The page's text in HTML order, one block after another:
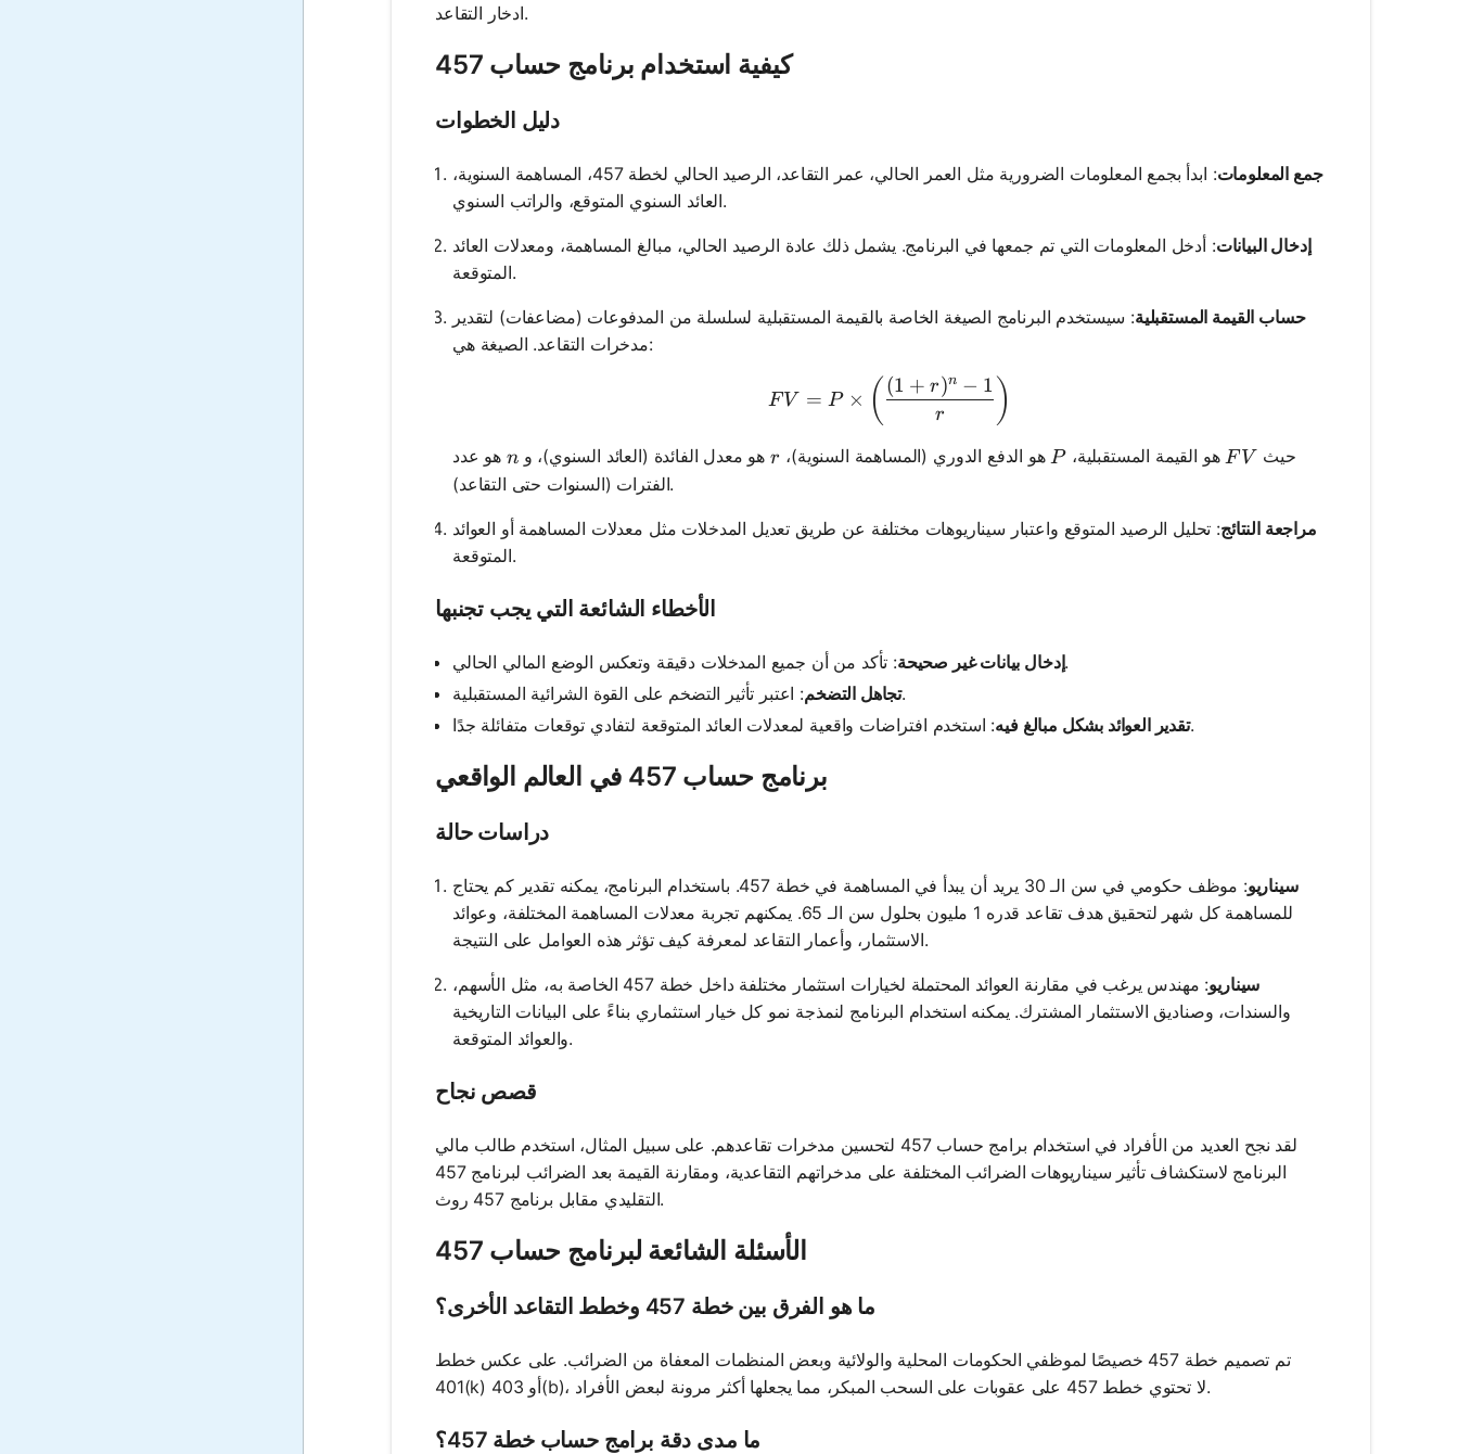
ادخار التقاعد.
كيفية استخدام برنامج حساب 457
دليل الخطوات
جمع المعلومات
: ابدأ بجمع المعلومات الضرورية مثل العمر الحالي، عمر التقاعد، الرصيد الحالي لخطة 457، المساهمة السنوية،
العائد السنوي المتوقع، والراتب السنوي.
إدخال البيانات: أدخل المعلومات التي تم جمعها في البرنامج. يشمل ذلك عادة الرصيد الحالي، مبالغ المساهمة، ومعدلات العائد
المتوقعة.
حساب القيمة المستقبلية: سيستخدم البرنامج الصيغة الخاصة بالقيمة المستقبلية لسلسلة من المدفوعات (مضاعفات) لتقدير
مدخرات التقاعد. الصيغة هي:
FV = P \times \left( \frac{(1 + r)^n - 1}{r} \right)
F V = P × ( r
(1 + r)n − 1 )
حيثFV
F V هو القيمة المستقبلية،P
P هو الدفع الدوري (المساهمة السنوية)، r
r هو معدل الفائدة (العائد السنوي)، وn
n هو عدد
الفترات (السنوات حتى التقاعد).
مراجعة النتائج: تحليل الرصيد المتوقع واعتبار سيناريوهات مختلفة عن طريق تعديل المدخلات مثل معدلات المساهمة أو العوائد
المتوقعة.
الأخطاء الشائعة التي يجب تجنبها
إدخال بيانات غير صحيحة: تأكد من أن جميع المدخلات دقيقة وتعكس الوضع المالي الحالي.
تجاهل التضخم: اعتبر تأثير التضخم على القوة الشرائية المستقبلية.
تقدير العوائد بشكل مبالغ فيه: استخدم افتراضات واقعية لمعدلات العائد المتوقعة لتفادي توقعات متفائلة جدًا.
برنامج حساب 457 في العالم الواقعي
دراسات حالة
سيناريو
: موظف حكومي في سن الـ 30 يريد أن يبدأ في المساهمة في خطة 457. باستخدام البرنامج، يمكنه تقدير كم يحتاج
للمساهمة كل شهر لتحقيق هدف تقاعد قدره 1 مليون بحلول سن الـ 65. يمكنهم تجربة معدلات المساهمة المختلفة، وعوائد
الاستثمار، وأعمار التقاعد لمعرفة كيف تؤثر هذه العوامل على النتيجة.
سيناريو
: مهندس يرغب في مقارنة العوائد المحتملة لخيارات استثمار مختلفة داخل خطة 457 الخاصة به، مثل الأسهم،
والسندات، وصناديق الاستثمار المشترك. يمكنه استخدام البرنامج لنمذجة نمو كل خيار استثماري بناءً على البيانات التاريخية
والعوائد المتوقعة.
قصص نجاح
لقد نجح العديد من الأفراد في استخدام برامج حساب 457 لتحسين مدخرات تقاعدهم. على سبيل المثال، استخدم طالب مالي
البرنامج لاستكشاف تأثير سيناريوهات الضرائب المختلفة على مدخراتهم التقاعدية، ومقارنة القيمة بعد الضرائب لبرنامج 457
التقليدي مقابل برنامج 457 روث.
الأسئلة الشائعة لبرنامج حساب 457
ما هو الفرق بين خطة 457 وخطط التقاعد الأخرى؟
تم تصميم خطة 457 خصيصًا لموظفي الحكومات المحلية والولائية وبعض المنظمات المعفاة من الضرائب. على عكس خطط
401(k) أو 403(b)، لا تحتوي خطط 457 على عقوبات على السحب المبكر، مما يجعلها أكثر مرونة لبعض الأفراد.
ما مدى دقة برامج حساب خطة 457؟